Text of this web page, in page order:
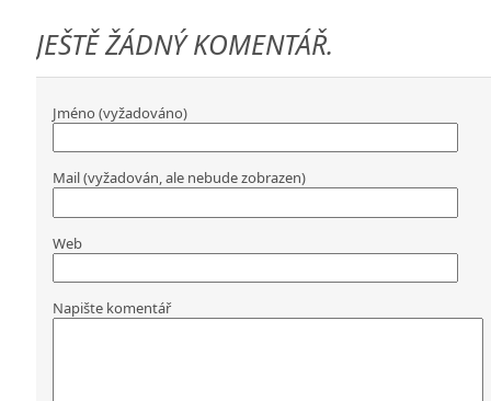
JEŠTĚ ŽÁDNÝ KOMENTÁŘ.
Jméno (vyžadováno)
Mail (vyžadován, ale nebude zobrazen)
Web
Napište komentář